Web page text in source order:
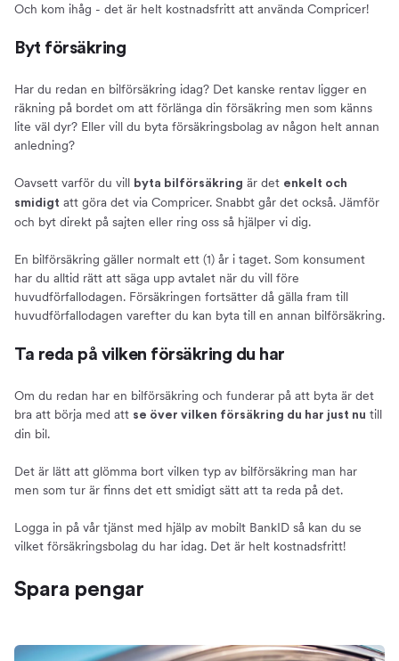
Och kom ihåg - det är helt kostnadsfritt att använda Compricer!
Byt försäkring
Har du redan en bilförsäkring idag? Det kanske rentav ligger en
räkning på bordet om att förlänga din försäkring men som känns
lite väl dyr? Eller vill du byta försäkringsbolag av någon helt annan
anledning?
Oavsett varför du vill byta bilförsäkring är det enkelt och
smidigt att göra det via Compricer. Snabbt går det också. Jämför
och byt direkt på sajten eller ring oss så hjälper vi dig.
En bilförsäkring gäller normalt ett (1) år i taget. Som konsument
har du alltid rätt att säga upp avtalet när du vill före
huvudförfallodagen. Försäkringen fortsätter då gälla fram till
huvudförfallodagen varefter du kan byta till en annan bilförsäkring.
Ta reda på vilken försäkring du har
Om du redan har en bilförsäkring och funderar på att byta är det
bra att börja med att se över vilken försäkring du har just nu till
din bil.
Det är lätt att glömma bort vilken typ av bilförsäkring man har
men som tur är finns det ett smidigt sätt att ta reda på det.
Logga in på vår tjänst med hjälp av mobilt BankID så kan du se
vilket försäkringsbolag du har idag. Det är helt kostnadsfritt!
Spara pengar